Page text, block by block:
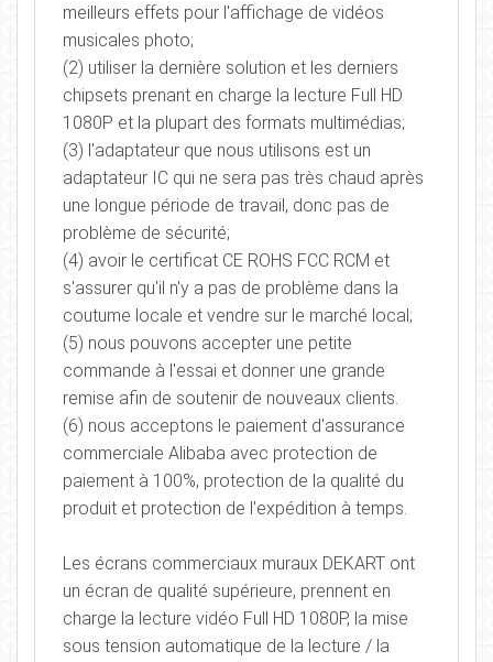
meilleurs effets pour l'affichage de vidéos
musicales photo;
(2) utiliser la dernière solution et les derniers
chipsets prenant en charge la lecture Full HD
1080P et la plupart des formats multimédias;
(3) l'adaptateur que nous utilisons est un
adaptateur IC qui ne sera pas très chaud après
une longue période de travail, donc pas de
problème de sécurité;
(4) avoir le certificat CE ROHS FCC RCM et
s'assurer qu'il n'y a pas de problème dans la
coutume locale et vendre sur le marché local;
(5) nous pouvons accepter une petite
commande à l'essai et donner une grande
remise afin de soutenir de nouveaux clients.
(6) nous acceptons le paiement d'assurance
commerciale Alibaba avec protection de
paiement à 100%, protection de la qualité du
produit et protection de l'expédition à temps.
Les écrans commerciaux muraux DEKART ont
un écran de qualité supérieure, prennent en
charge la lecture vidéo Full HD 1080P, la mise
sous tension automatique de la lecture / la